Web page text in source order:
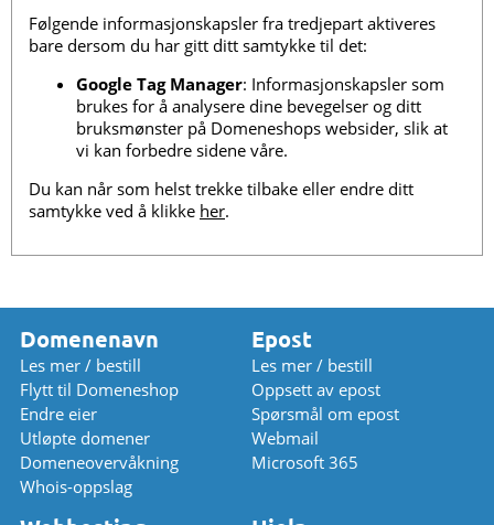
Følgende informasjonskapsler fra tredjepart aktiveres
bare dersom du har gitt ditt samtykke til det:
Google Tag Manager: Informasjonskapsler som
brukes for å analysere dine bevegelser og ditt
bruksmønster på Domeneshops websider, slik at
vi kan forbedre sidene våre.
Du kan når som helst trekke tilbake eller endre ditt
samtykke ved å klikke her.
Domenenavn
Les mer / bestill
Flytt til Domeneshop
Endre eier
Utløpte domener
Domeneovervåkning
Whois-oppslag
Epost
Les mer / bestill
Oppsett av epost
Spørsmål om epost
Webmail
Microsoft 365